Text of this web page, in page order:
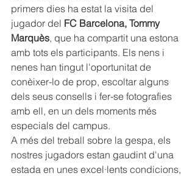
primers dies ha estat la visita del
jugador del FC Barcelona, Tommy
Marquès, que ha compartit una estona
amb tots els participants. Els nens i
nenes han tingut l'oportunitat de
conèixer-lo de prop, escoltar alguns
dels seus consells i fer-se fotografies
amb ell, en un dels moments més
especials del campus.
A més del treball sobre la gespa, els
nostres jugadors estan gaudint d'una
estada en unes excel·lents condicions,